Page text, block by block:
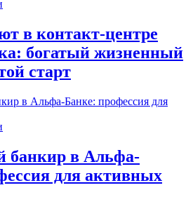
в контакт-центре
богатый жизненный
старт
банкир в Альфа-
для активных